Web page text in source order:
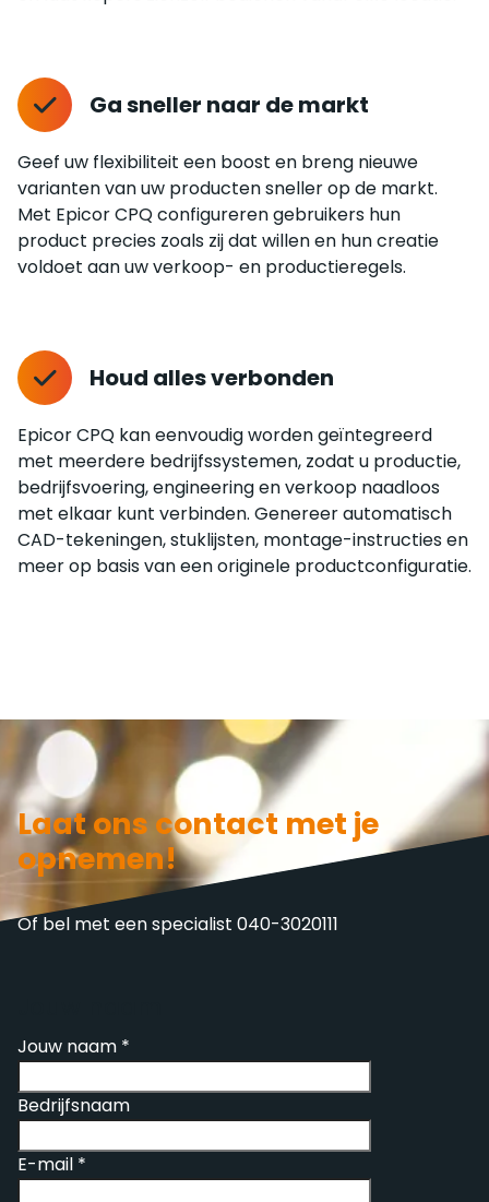
Ga sneller naar de markt
Geef uw flexibiliteit een boost en breng nieuwe
varianten van uw producten sneller op de markt.
Met Epicor CPQ configureren gebruikers hun
product precies zoals zij dat willen en hun creatie
voldoet aan uw verkoop- en productieregels.
Houd alles verbonden
Epicor CPQ kan eenvoudig worden geïntegreerd
met meerdere bedrijfssystemen, zodat u productie,
bedrijfsvoering, engineering en verkoop naadloos
met elkaar kunt verbinden. Genereer automatisch
CAD-tekeningen, stuklijsten, montage-instructies en
meer op basis van een originele productconfiguratie.
Laat ons contact met je
opnemen!
Of bel met een specialist 040-3020111
Jouw naam *
Bedrijfsnaam
E-mail *